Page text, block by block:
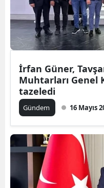
İrfan Güner,
Muhtarları Genel
tazeledi
Gündem 16 Mayıs